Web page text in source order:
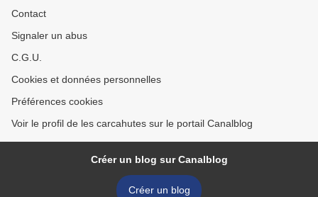
Contact
Signaler un abus
C.G.U.
Cookies et données personnelles
Préférences cookies
Voir le profil de les carcahutes sur le portail Canalblog
Créer un blog sur Canalblog
Créer un blog